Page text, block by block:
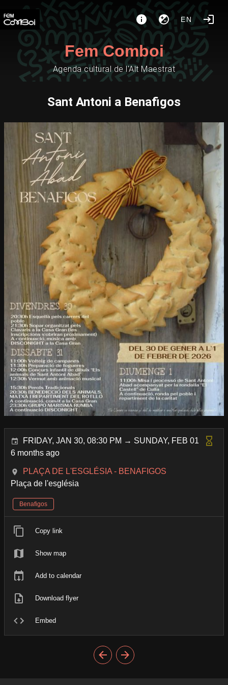
EN
Fem Comboi
Agenda cultural de l'Alt Maestrat
Sant Antoni a Benafigos
FRIDAY, JAN 30, 08:30 PM → SUNDAY, FEB 01
6 months ago
PLAÇA DE L'ESGLÉSIA - BENAFIGOS
Plaça de l'església
Benafigos
Copy link
Show map
Add to calendar
Download flyer
Embed